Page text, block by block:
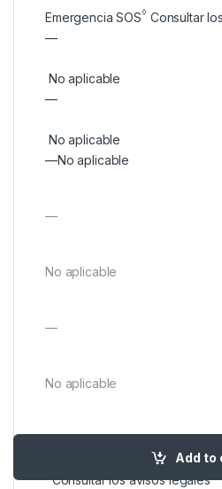
Add to
Emergencia SOS◊Consultar
—
No aplicable
—
No aplicable
—No aplicable
—
No aplicable
—
No aplicable
50 m
◊
Consultar los avisos legales